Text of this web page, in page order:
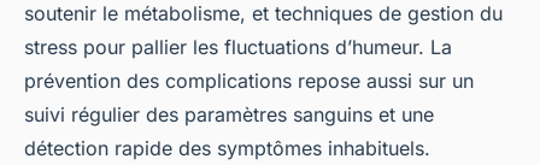
soutenir le métabolisme, et techniques de gestion du
stress pour pallier les fluctuations d’humeur. La
prévention des complications repose aussi sur un
suivi régulier des paramètres sanguins et une
détection rapide des symptômes inhabituels.